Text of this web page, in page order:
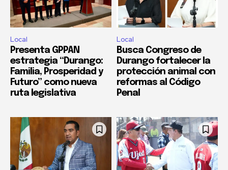
Local
Presenta GPPAN
estrategia “Durango:
Familia, Prosperidad y
Futuro” como nueva
ruta legislativa
Local
Busca Congreso de
Durango fortalecer la
protección animal con
reformas al Código
Penal